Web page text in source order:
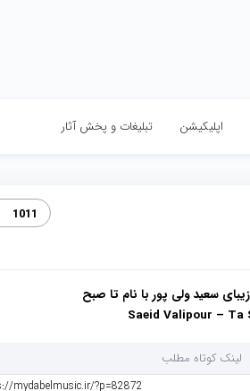
اپلیکیشن تبلیغات و پخش آثار
1011
سعید ولی پور با نام تا صبح
Saeid Valipour – Ta
لینک کوتاه مطلب